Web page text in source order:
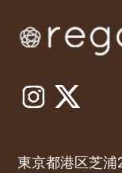
東京都港区芝浦